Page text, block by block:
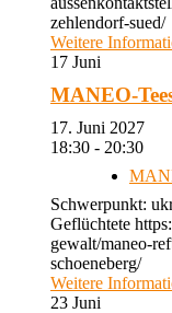
zehlendorf-sued/
Weitere
17 Juni
MANEO-
17. Juni 2027
18:30 - 20:30
Schwerpunkt:
Geflüchtete
gewalt/maneo-
schoeneberg/
Weitere
23 Juni